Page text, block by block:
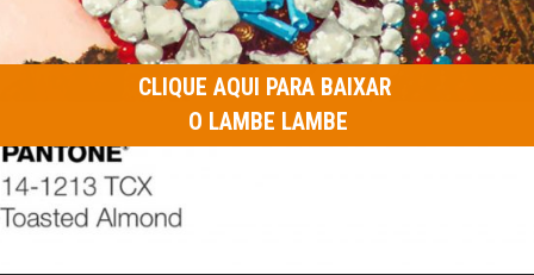
CLIQUE AQUI PARA BAIXAR
O LAMBE LAMBE